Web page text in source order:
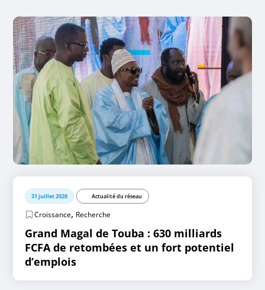
31 juillet 2026 Actualité du réseau
Croissance, Recherche
Grand Magal de Touba : 630 milliards
FCFA de retombées et un fort potentiel
d’emplois